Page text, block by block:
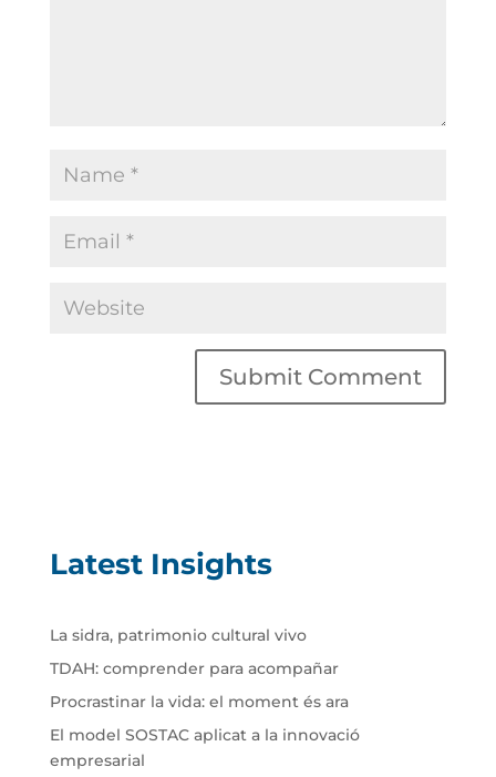
Latest Insights
La sidra, patrimonio cultural vivo
TDAH: comprender para acompañar
Procrastinar la vida: el moment és ara
El model SOSTAC aplicat a la innovació
empresarial